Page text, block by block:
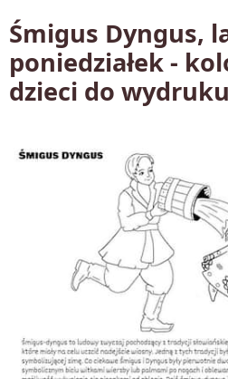
Śmigus Dyngus,
poniedziałek -
dzieci do wydruku